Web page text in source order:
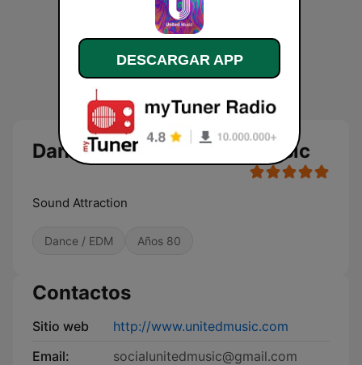
Dance Hits 80 - United Music
Sound Attraction
Dance / EDM Años 80
Contactos
Sitio web
http://www.unitedmusic.com
Email:
socialunitedmusic@gmail.com
DESCARGAR APP